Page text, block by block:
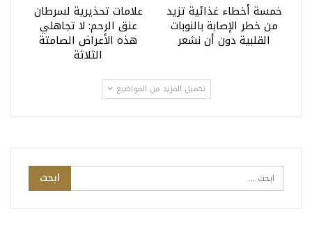
خمسة أخطاء غذائية تزيد
من خطر الإصابة بالنوبات
القلبية دون أن نشعر
علامات تحذيرية لسرطان
عنق الرحم: لا تجاهلي
هذه الأعراض الصامتة
الثلاثة
تحميل المزيد من المواضيع